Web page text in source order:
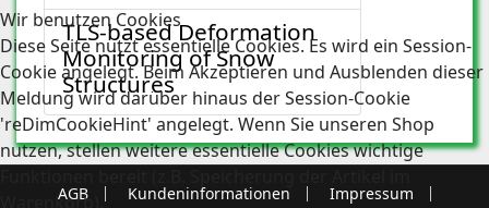
TLS-based Deformation
Monitoring of Snow
Structures
AGB Kundeninformationen
Impressum
Wir benutzen Cookies
Diese Seite nutzt essentielle Cookies. Es wird ein Session-
Cookie angelegt. Beim Akzeptieren und Ausblenden dieser
Meldung wird darüber hinaus der Session-Cookie
'reDimCookieHint' angelegt. Wenn Sie unseren Shop
nutzen, stellen weitere essentielle Cookies wichtige
Warenkorb).